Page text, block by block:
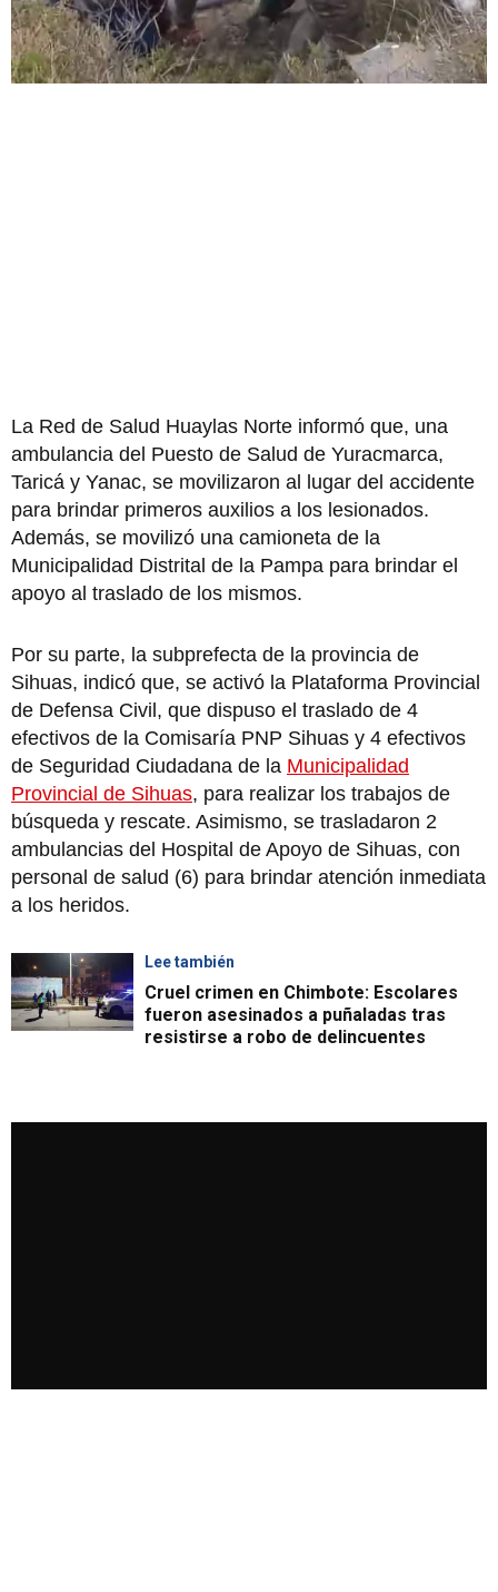
La Red de Salud Huaylas Norte informó que, una
ambulancia del Puesto de Salud de Yuracmarca,
Taricá y Yanac, se movilizaron al lugar del accidente
para brindar primeros auxilios a los lesionados.
Además, se movilizó una camioneta de la
Municipalidad Distrital de la Pampa para brindar el
apoyo al traslado de los mismos.
Por su parte, la subprefecta de la provincia de
Sihuas, indicó que, se activó la Plataforma Provincial
de Defensa Civil, que dispuso el traslado de 4
efectivos de la Comisaría PNP Sihuas y 4 efectivos
de Seguridad Ciudadana de la Municipalidad
Provincial de Sihuas, para realizar los trabajos de
búsqueda y rescate. Asimismo, se trasladaron 2
ambulancias del Hospital de Apoyo de Sihuas, con
personal de salud (6) para brindar atención inmediata
a los heridos.
Lee también
Cruel crimen en Chimbote: Escolares
fueron asesinados a puñaladas tras
resistirse a robo de delincuentes